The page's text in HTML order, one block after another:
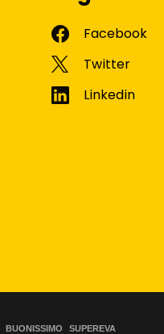
BUONISSIMO SUPEREVA